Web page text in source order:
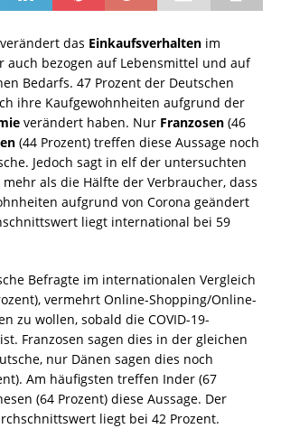
das Einkaufsverhalten im
auch bezogen auf Lebensmittel und auf
Bedarfs. 47 Prozent der Deutschen
ihre Kaufgewohnheiten aufgrund der
verändert haben. Nur Franzosen (46
(44 Prozent) treffen diese Aussage noch
Jedoch sagt in elf der untersuchten
als die Hälfte der Verbraucher, dass
aufgrund von Corona geändert
liegt international bei 59
Befragte im internationalen Vergleich
vermehrt Online-Shopping/Online-
zu wollen, sobald die COVID-19-
Franzosen sagen dies in der gleichen
nur Dänen sagen dies noch
Am häufigsten treffen Inder (67
(64 Prozent) diese Aussage. Der
liegt bei 42 Prozent.